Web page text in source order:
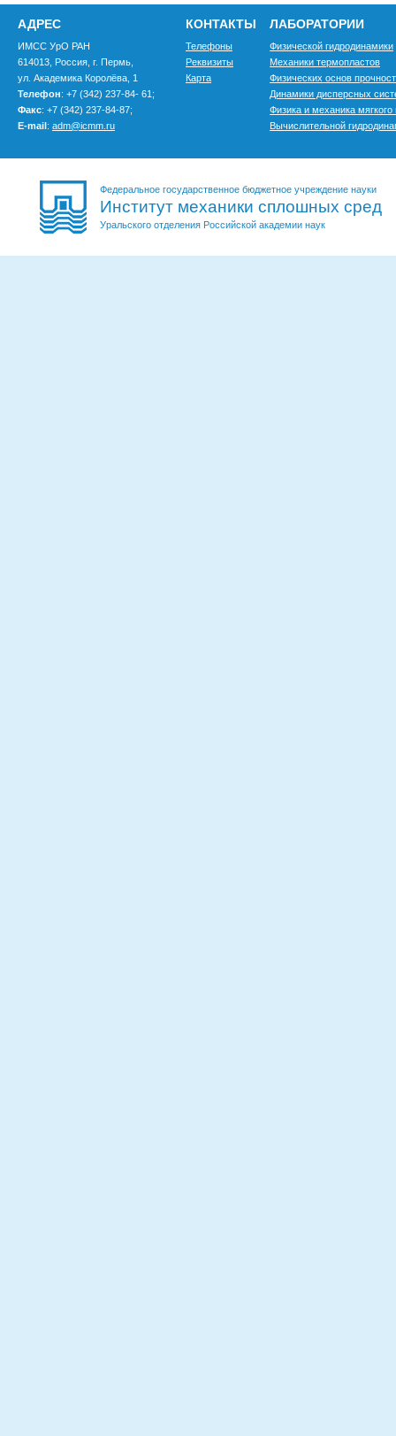
АДРЕС
ИМСС УрО РАН
614013, Россия, г. Пермь,
ул. Академика Королёва, 1
Телефон: +7 (342) 237-84- 61;
Факс: +7 (342) 237-84-87;
E-mail: adm@icmm.ru
КОНТАКТЫ
Телефоны
Реквизиты
Карта
ЛАБОРАТОРИИ
Физической гидродинамики
Механики термопластов
Физических основ
Динамики дисперсных
Физика и механика
Вычислительной
Федеральное государственное бюджетное учреждение науки
Институт механики сплошных сред
Уральского отделения Российской академии наук